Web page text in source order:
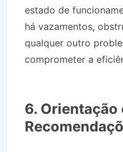
estado de
há vazamentos,
qualquer outro
comprometer a
6. Orientação